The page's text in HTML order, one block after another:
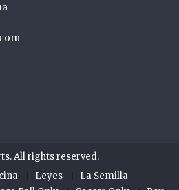
. All rights reserved.
Leyes
La Semilla